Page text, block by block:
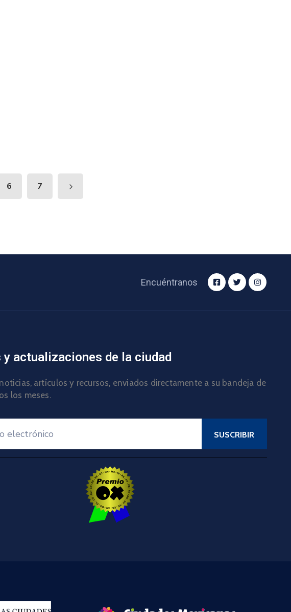
6 7
Encuéntranos
actualizaciones de la ciudad
artículos y recursos, enviados directamente a su bandeja de
los meses.